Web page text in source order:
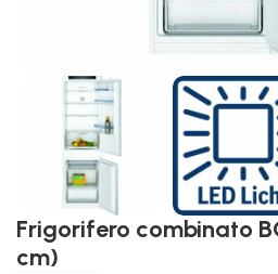
Frigorifero combinato
cm)